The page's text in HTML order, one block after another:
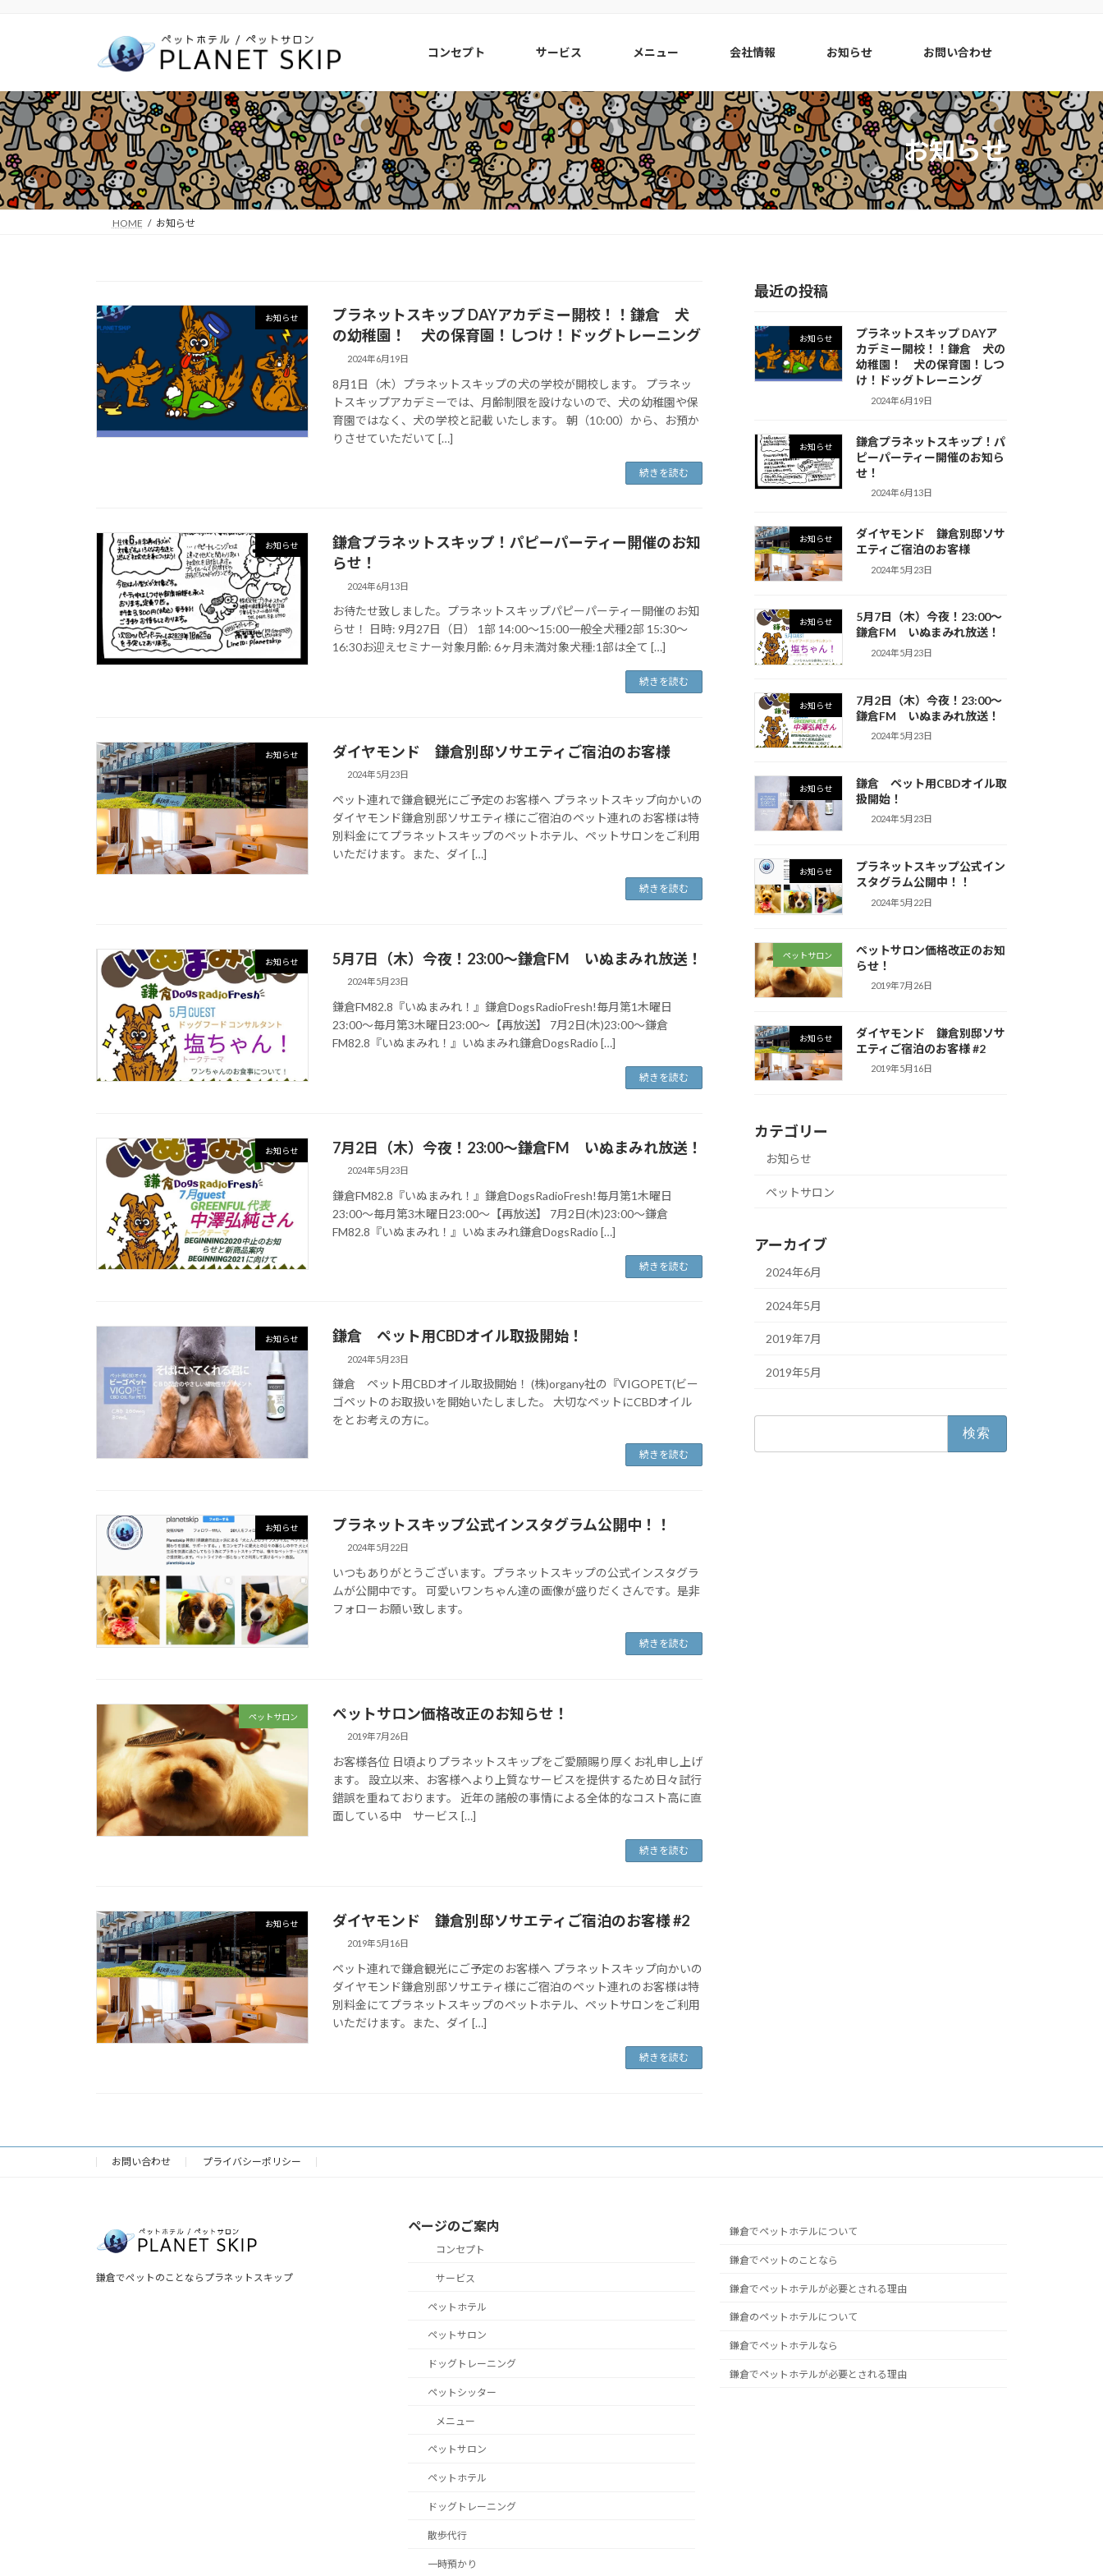
ツ
へ
ス
キ
ッ
プ
シ
ョ
ン
に
移
動
コンセプト サービス メニュー 会社情報 お知らせ お問い合わせ
お知らせ
HOME お知らせ
お知らせ
プラネットスキップ DAYアカデミー開校！！鎌倉 犬
の幼稚園！ 犬の保育園！しつけ！ドッグトレーニング
2024年6月19日
8月1日（木）プラネットスキップの犬の学校が開校します。 プラネッ
トスキップアカデミーでは、月齢制限を設けないので、犬の幼稚園や保
育園ではなく、犬の学校と記載 いたします。 朝（10:00）から、お預か
りさせていただいて […]
続きを読む
お知らせ
鎌倉プラネットスキップ！パピーパーティー開催のお知
らせ！
2024年6月13日
お待たせ致しました。プラネットスキップパピーパーティー開催のお知
らせ！ 日時: 9月27日（日） 1部 14:00〜15:00一般全犬種2部 15:30〜
16:30お迎えセミナー対象月齢: 6ヶ月未満対象犬種:1部は全て […]
続きを読む
お知らせ ダイヤモンド 鎌倉別邸ソサエティご宿泊のお客様
2024年5月23日
ペット連れで鎌倉観光にご予定のお客様へ プラネットスキップ向かいの
ダイヤモンド鎌倉別邸ソサエティ様にご宿泊のペット連れのお客様は特
別料金にてプラネットスキップのペットホテル、ペットサロンをご利用
いただけます。また、ダイ […]
続きを読む
お知らせ 5月7日（木）今夜！23:00〜鎌倉FM いぬまみれ放送！
2024年5月23日
鎌倉FM82.8『いぬまみれ！』鎌倉DogsRadioFresh!毎月第1木曜日
23:00〜毎月第3木曜日23:00〜【再放送】 7月2日(木)23:00〜鎌倉
FM82.8『いぬまみれ！』いぬまみれ鎌倉DogsRadio […]
続きを読む
お知らせ 7月2日（木）今夜！23:00〜鎌倉FM いぬまみれ放送！
2024年5月23日
鎌倉FM82.8『いぬまみれ！』鎌倉DogsRadioFresh!毎月第1木曜日
23:00〜毎月第3木曜日23:00〜【再放送】 7月2日(木)23:00〜鎌倉
FM82.8『いぬまみれ！』いぬまみれ鎌倉DogsRadio […]
続きを読む
お知らせ 鎌倉 ペット用CBDオイル取扱開始！
2024年5月23日
鎌倉 ペット用CBDオイル取扱開始！ (株)organy社の『VIGOPET(ビー
ゴペットのお取扱いを開始いたしました。 大切なペットにCBDオイル
をとお考えの方に。
続きを読む
お知らせ プラネットスキップ公式インスタグラム公開中！！
2024年5月22日
いつもありがとうございます。プラネットスキップの公式インスタグラ
ムが公開中です。 可愛いワンちゃん達の画像が盛りだくさんです。是非
フォローお願い致します。
続きを読む
ペットサロン ペットサロン価格改正のお知らせ！
2019年7月26日
お客様各位 日頃よりプラネットスキップをご愛願賜り厚くお礼申し上げ
ます。 設立以来、お客様へより上質なサービスを提供するため日々試行
錯誤を重ねております。 近年の諸般の事情による全体的なコスト高に直
面している中 サービス […]
続きを読む
お知らせ ダイヤモンド 鎌倉別邸ソサエティご宿泊のお客様 #2
2019年5月16日
ペット連れで鎌倉観光にご予定のお客様へ プラネットスキップ向かいの
ダイヤモンド鎌倉別邸ソサエティ様にご宿泊のペット連れのお客様は特
別料金にてプラネットスキップのペットホテル、ペットサロンをご利用
いただけます。また、ダイ […]
続きを読む
最近の投稿
お知らせ
プラネットスキップ DAYア
カデミー開校！！鎌倉 犬の
幼稚園！ 犬の保育園！しつ
け！ドッグトレーニング
2024年6月19日
お知らせ
鎌倉プラネットスキップ！パ
ピーパーティー開催のお知ら
せ！
2024年6月13日
お知らせ
ダイヤモンド 鎌倉別邸ソサ
エティご宿泊のお客様
2024年5月23日
お知らせ
5月7日（木）今夜！23:00〜
鎌倉FM いぬまみれ放送！
2024年5月23日
お知らせ
7月2日（木）今夜！23:00〜
鎌倉FM いぬまみれ放送！
2024年5月23日
お知らせ
鎌倉 ペット用CBDオイル取
扱開始！
2024年5月23日
お知らせ
プラネットスキップ公式イン
スタグラム公開中！！
2024年5月22日
ペットサロン
ペットサロン価格改正のお知
らせ！
2019年7月26日
お知らせ
ダイヤモンド 鎌倉別邸ソサ
エティご宿泊のお客様 #2
2019年5月16日
カテゴリー
お知らせ
ペットサロン
アーカイブ
2024年6月
2024年5月
2019年7月
2019年5月
お問い合わせ プライバシーポリシー
鎌倉でペットのことならプラネットスキップ
ページのご案内
コンセプト
サービス
ペットホテル
ペットサロン
ドッグトレーニング
ペットシッター
メニュー
ペットサロン
ペットホテル
ドッグトレーニング
散歩代行
一時預かり
鎌倉でペットホテルについて
鎌倉でペットのことなら
鎌倉でペットホテルが必要とされる理由
鎌倉のペットホテルについて
鎌倉でペットホテルなら
鎌倉でペットホテルが必要とされる理由